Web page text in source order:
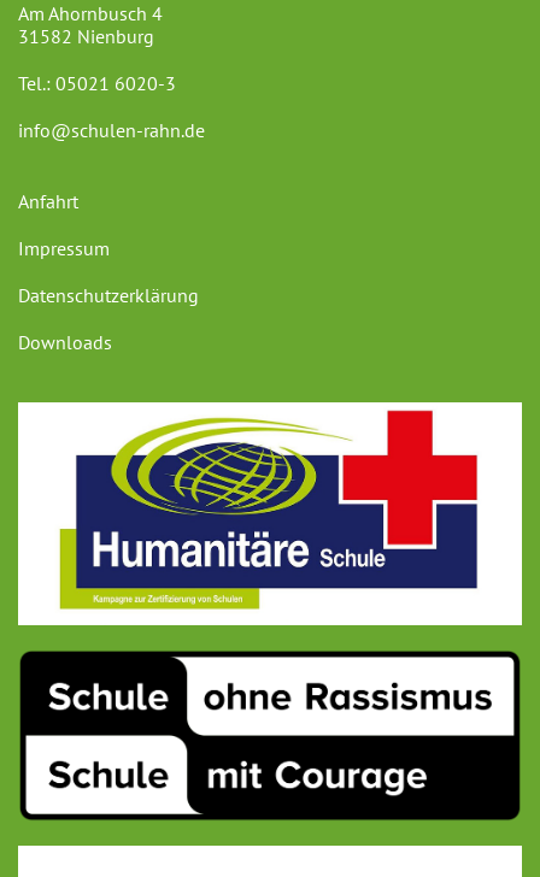
Am Ahornbusch 4
31582 Nienburg
Tel.: 05021 6020-3
info@schulen-rahn.de
Anfahrt
Impressum
Datenschutzerklärung
Downloads